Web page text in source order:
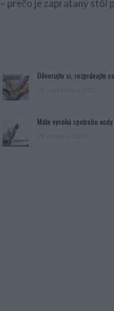
– prečo je zaprataný stôl
Dôverujte si, rozprávajte
Máte vysokú spotrebu